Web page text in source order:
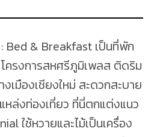
Bed & Breakfast เป็นที่พัก
ครงการสหศรีภูมิเพลส ติดริม
งเมืองเชียงใหม่ สะดวกสะบาย
หล่งท่องเที่ยว ที่นี่ตกแต่งแนว
ใช้หวายและไม้เป็นเครื่อง